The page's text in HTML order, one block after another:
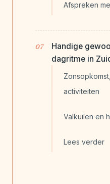
Afspreken
Handige
dagritme in
activiteiten
Valkuilen en
Lees verder